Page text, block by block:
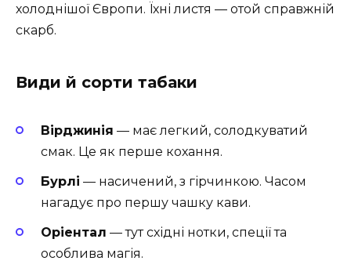
холоднішої Європи. Їхні листя — отой справжній
скарб.
Види й сорти табаки
Вірджинія — має легкий, солодкуватий
смак. Це як перше кохання.
Бурлі — насичений, з гірчинкою. Часом
нагадує про першу чашку кави.
Оріентал — тут східні нотки, спеції та
особлива магія.